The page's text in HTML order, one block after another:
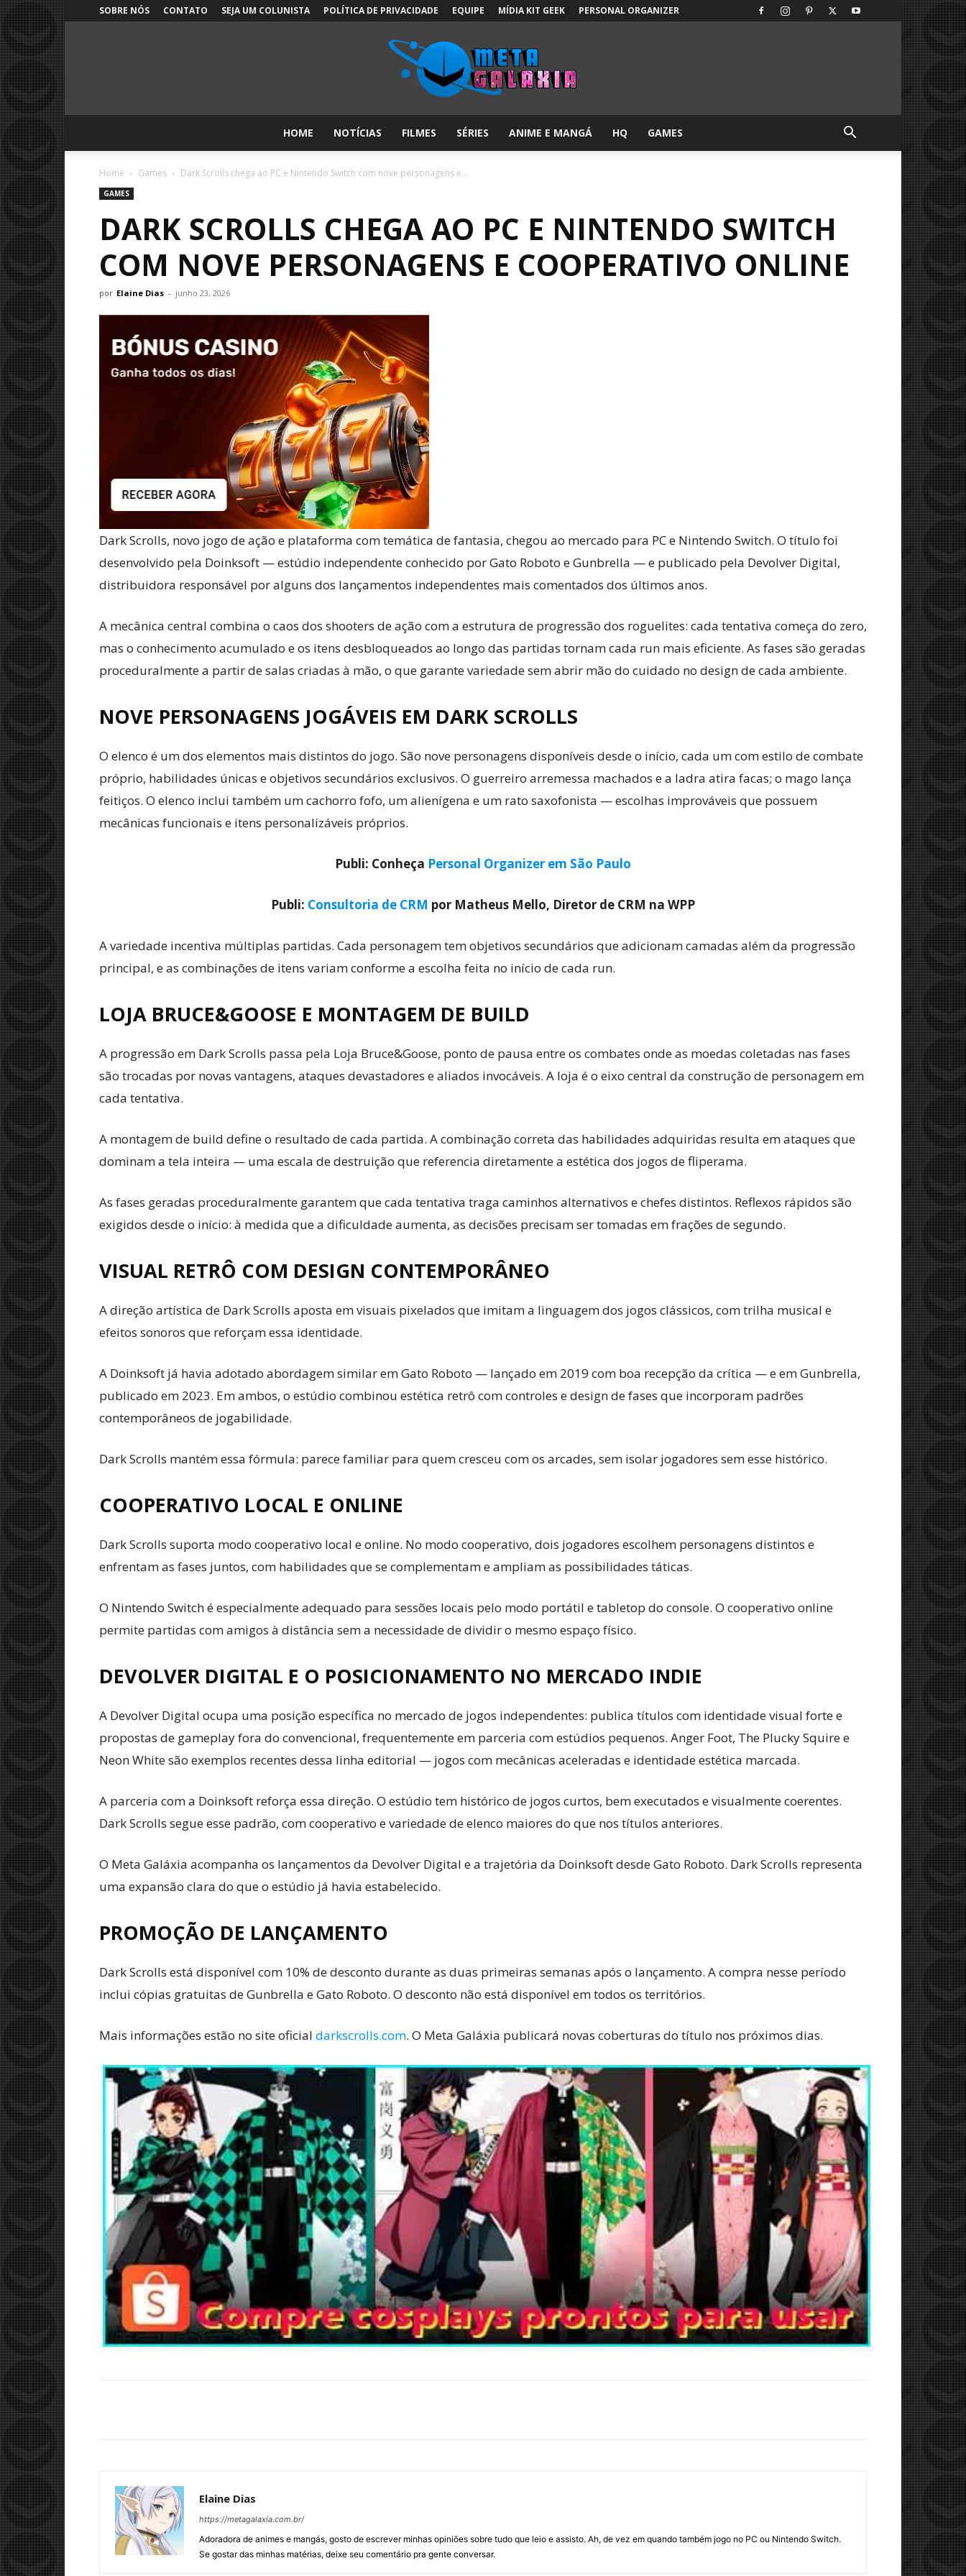
SOBRE NÓS CONTATO SEJA UM COLUNISTA POLÍTICA DE PRIVACIDADE EQUIPE MÍDIA KIT GEEK PERSONAL ORGANIZER
Galáxia:
Pop!
HOME NOTÍCIAS FILMES SÉRIES ANIME E MANGÁ HQ GAMES
Home Games Dark Scrolls chega ao PC e Nintendo Switch com nove personagens e...
GAMES
DARK SCROLLS CHEGA AO PC E NINTENDO SWITCH
COM NOVE PERSONAGENS E COOPERATIVO ONLINE
por Elaine Dias - junho 23, 2026
Dark Scrolls, novo jogo de ação e plataforma com temática de fantasia, chegou ao mercado para PC e Nintendo Switch. O título foi
desenvolvido pela Doinksoft — estúdio independente conhecido por Gato Roboto e Gunbrella — e publicado pela Devolver Digital,
distribuidora responsável por alguns dos lançamentos independentes mais comentados dos últimos anos.
A mecânica central combina o caos dos shooters de ação com a estrutura de progressão dos roguelites: cada tentativa começa do zero,
mas o conhecimento acumulado e os itens desbloqueados ao longo das partidas tornam cada run mais eficiente. As fases são geradas
proceduralmente a partir de salas criadas à mão, o que garante variedade sem abrir mão do cuidado no design de cada ambiente.
NOVE PERSONAGENS JOGÁVEIS EM DARK SCROLLS
O elenco é um dos elementos mais distintos do jogo. São nove personagens disponíveis desde o início, cada um com estilo de combate
próprio, habilidades únicas e objetivos secundários exclusivos. O guerreiro arremessa machados e a ladra atira facas; o mago lança
feitiços. O elenco inclui também um cachorro fofo, um alienígena e um rato saxofonista — escolhas improváveis que possuem
mecânicas funcionais e itens personalizáveis próprios.
Publi: Conheça Personal Organizer em São Paulo
Publi: Consultoria de CRM por Matheus Mello, Diretor de CRM na WPP
A variedade incentiva múltiplas partidas. Cada personagem tem objetivos secundários que adicionam camadas além da progressão
principal, e as combinações de itens variam conforme a escolha feita no início de cada run.
LOJA BRUCE&GOOSE E MONTAGEM DE BUILD
A progressão em Dark Scrolls passa pela Loja Bruce&Goose, ponto de pausa entre os combates onde as moedas coletadas nas fases
são trocadas por novas vantagens, ataques devastadores e aliados invocáveis. A loja é o eixo central da construção de personagem em
cada tentativa.
A montagem de build define o resultado de cada partida. A combinação correta das habilidades adquiridas resulta em ataques que
dominam a tela inteira — uma escala de destruição que referencia diretamente a estética dos jogos de fliperama.
As fases geradas proceduralmente garantem que cada tentativa traga caminhos alternativos e chefes distintos. Reflexos rápidos são
exigidos desde o início: à medida que a dificuldade aumenta, as decisões precisam ser tomadas em frações de segundo.
VISUAL RETRÔ COM DESIGN CONTEMPORÂNEO
A direção artística de Dark Scrolls aposta em visuais pixelados que imitam a linguagem dos jogos clássicos, com trilha musical e
efeitos sonoros que reforçam essa identidade.
A Doinksoft já havia adotado abordagem similar em Gato Roboto — lançado em 2019 com boa recepção da crítica — e em Gunbrella,
publicado em 2023. Em ambos, o estúdio combinou estética retrô com controles e design de fases que incorporam padrões
contemporâneos de jogabilidade.
Dark Scrolls mantém essa fórmula: parece familiar para quem cresceu com os arcades, sem isolar jogadores sem esse histórico.
COOPERATIVO LOCAL E ONLINE
Dark Scrolls suporta modo cooperativo local e online. No modo cooperativo, dois jogadores escolhem personagens distintos e
enfrentam as fases juntos, com habilidades que se complementam e ampliam as possibilidades táticas.
O Nintendo Switch é especialmente adequado para sessões locais pelo modo portátil e tabletop do console. O cooperativo online
permite partidas com amigos à distância sem a necessidade de dividir o mesmo espaço físico.
DEVOLVER DIGITAL E O POSICIONAMENTO NO MERCADO INDIE
A Devolver Digital ocupa uma posição específica no mercado de jogos independentes: publica títulos com identidade visual forte e
propostas de gameplay fora do convencional, frequentemente em parceria com estúdios pequenos. Anger Foot, The Plucky Squire e
Neon White são exemplos recentes dessa linha editorial — jogos com mecânicas aceleradas e identidade estética marcada.
A parceria com a Doinksoft reforça essa direção. O estúdio tem histórico de jogos curtos, bem executados e visualmente coerentes.
Dark Scrolls segue esse padrão, com cooperativo e variedade de elenco maiores do que nos títulos anteriores.
O Meta Galáxia acompanha os lançamentos da Devolver Digital e a trajetória da Doinksoft desde Gato Roboto. Dark Scrolls representa
uma expansão clara do que o estúdio já havia estabelecido.
PROMOÇÃO DE LANÇAMENTO
Dark Scrolls está disponível com 10% de desconto durante as duas primeiras semanas após o lançamento. A compra nesse período
inclui cópias gratuitas de Gunbrella e Gato Roboto. O desconto não está disponível em todos os territórios.
Mais informações estão no site oficial darkscrolls.com. O Meta Galáxia publicará novas coberturas do título nos próximos dias.
Elaine Dias
https://metagalaxia.com.br/
Adoradora de animes e mangás, gosto de escrever minhas opiniões sobre tudo que leio e assisto. Ah, de vez em quando também jogo no PC ou Nintendo Switch.
Se gostar das minhas matérias, deixe seu comentário pra gente conversar.